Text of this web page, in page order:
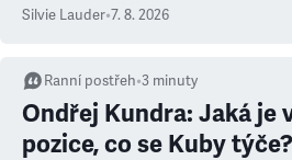
Silvie Lauder•7. 8. 2026
Ranní postřeh•3 minuty
Ondřej Kundra: Jaká je
pozice, co se Kuby týče?